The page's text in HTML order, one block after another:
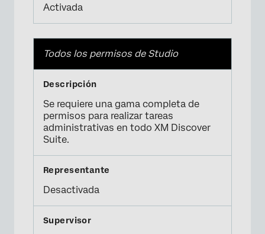
Activada
Todos los permisos de Studio
Se requiere una gama completa de
permisos para realizar tareas
administrativas en todo XM Discover
Suite.
Desactivada